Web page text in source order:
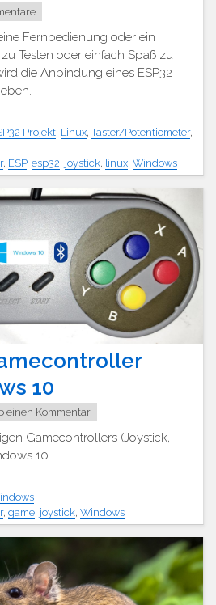
Fernbedienung oder ein
Testen oder einfach Spaß zu
die Anbindung eines ESP32
Projekt Linux ,Taster/Potentiometer,
, ESP, esp32 joystick linux Windows
10
einen Kommentar
Gamecontrollers (Joystick,
10
, game joystick Windows